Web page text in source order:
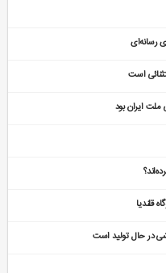
رسانه‌ای
است
ایران بود
قلندیا
در حال تولید است